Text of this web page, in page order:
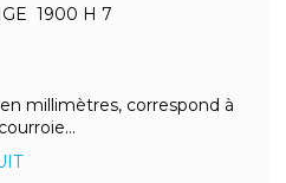
1900 H 7
millimètres, correspond à